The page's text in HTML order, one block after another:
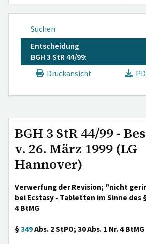
Suchen
Entscheidung
BGH 3 StR 44/99:
Druckansicht
BGH 3 StR 44/99 -
v. 26. März 1999 (LG
Hannover)
Verwerfung der Revision; "nicht
bei Ecstasy - Tabletten im Sinne des
4 BtMG
§349Abs. 2 StPO; 30 Abs. 1 Nr. 4 BtMG